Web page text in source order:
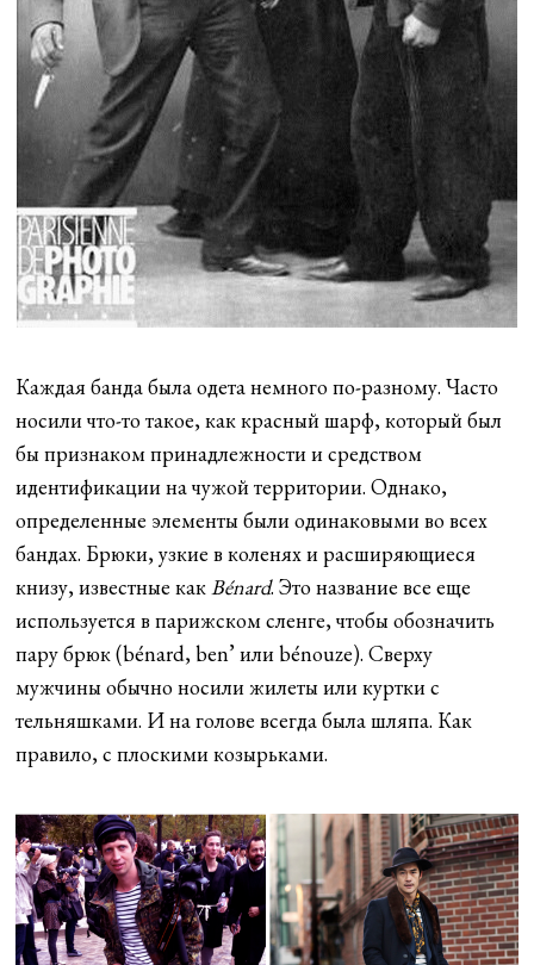
Каждая банда была одета немного по-разному. Часто
носили что-то такое, как красный шарф, который был
бы признаком принадлежности и средством
идентификации на чужой территории. Однако,
определенные элементы были одинаковыми во всех
бандах. Брюки, узкие в коленях и расширяющиеся
книзу, известные какBénard. Это название все еще
используется в парижском сленге, чтобы обозначить
пару брюк (bénard, ben’ или bénouze). Сверху
мужчины обычно носили жилеты или куртки с
тельняшками. И на голове всегда была шляпа. Как
правило, с плоскими козырьками.